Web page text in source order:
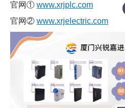
官网① www.xrjplc.com
官网② www.xrjelectric.com